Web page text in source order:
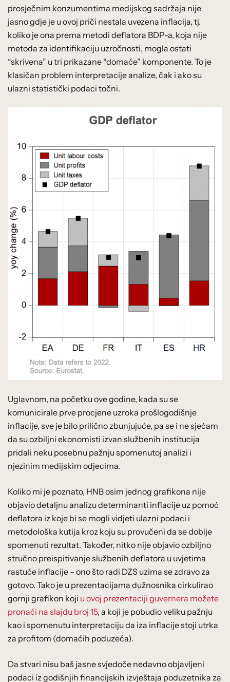
prosječnim konzumentima medijskog sadržaja nije
jasno gdje je u ovoj priči nestala uvezena inflacija, tj.
koliko je ona prema metodi deflatora BDP-a, koja nije
metoda za identifikaciju uzročnosti, mogla ostati
“skrivena” u tri prikazane “domaće” komponente. To je
klasičan problem interpretacije analize, čak i ako su
ulazni statistički podaci točni.
Uglavnom, na početku ove godine, kada su se
komunicirale prve procjene uzroka prošlogodišnje
inflacije, sve je bilo prilično zbunjujuće, pa se i ne sjećam
da su ozbiljni ekonomisti izvan službenih institucija
pridali neku posebnu pažnju spomenutoj analizi i
njezinim medijskim odjecima.
Koliko mi je poznato, HNB osim jednog grafikona nije
objavio detaljnu analizu determinanti inflacije uz pomoć
deflatora iz koje bi se mogli vidjeti ulazni podaci i
metodološka kutija kroz koju su provučeni da se dobije
spomenuti rezultat. Također, nitko nije objavio ozbiljno
stručno preispitivanje službenih deflatora u uvjetima
rastuće inflacije – ono što radi DZS uzima se zdravo za
gotovo. Tako je u prezentacijama dužnosnika cirkulirao
gornji grafikon koji u ovoj prezentaciji guvernera možete
pronaći na slajdu broj 15, a koji je pobudio veliku pažnju
kao i spomenutu interpretaciju da iza inflacije stoji utrka
za profitom (domaćih poduzeća).
Da stvari nisu baš jasne svjedoče nedavno objavljeni
podaci iz godišnjih financijskih izvještaja poduzetnika za